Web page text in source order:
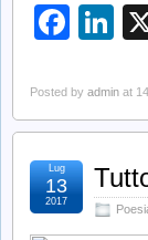
Posted by admin at
Lug
13
2017